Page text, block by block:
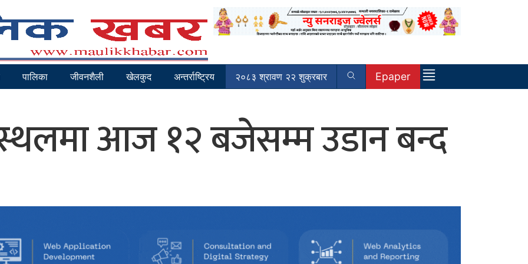
पालिका जीवनशैली खेलकुद अन्तर्राष्ट्रिय २०८३ श्रावण २२ शुक्रबार Epaper
आज १२ बजेसम्म उडान बन्द